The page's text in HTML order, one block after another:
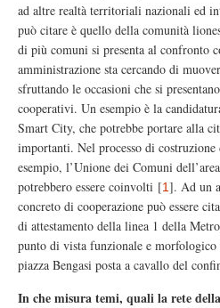
ad altre realtà territoriali nazionali ed
può citare è quello della comunità
di più comuni si presenta al confronto
amministrazione sta cercando di
sfruttando le occasioni che si
cooperativi. Un esempio è la
Smart City, che potrebbe portare alla
importanti. Nel processo di costruzione
esempio, l’Unione dei Comuni
potrebbero essere coinvolti [1]. Ad un
concreto di cooperazione può essere
di attestamento della linea 1 della
punto di vista funzionale e
piazza Bengasi posta a cavallo del
In che misura temi, quali la rete